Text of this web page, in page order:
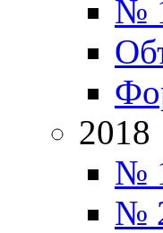
№
2018
№
№